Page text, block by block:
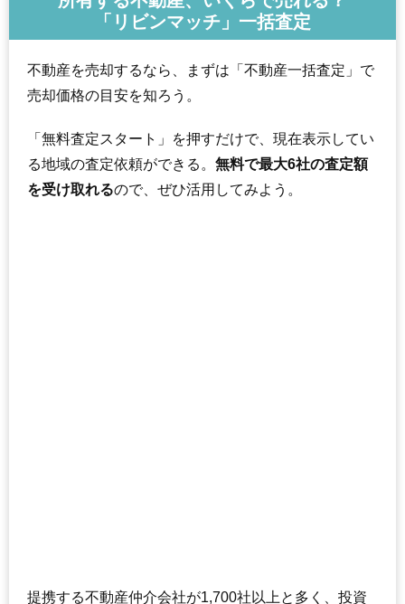
「リビンマッチ」一括査定
不動産を売却するなら、まずは「不動産一括査定」で
売却価格の目安を知ろう。
「無料査定スタート」を押すだけで、現在表示してい
る地域の査定依頼ができる。 無料で最大6社の査定額
を受け取れるので、ぜひ活用してみよう。
提携する不動産仲介会社が1,700社以上と多く、投資